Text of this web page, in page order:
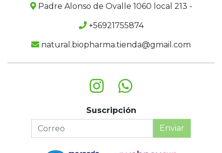
Padre Alonso de Ovalle 1060 local 213 -
+56921755874
natural.biopharma.tienda@gmail.com
Suscripción
Enviar